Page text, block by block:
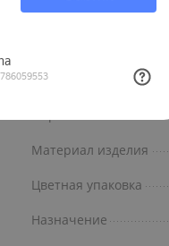
Материал изделия
Цветная упаковка
Назначение